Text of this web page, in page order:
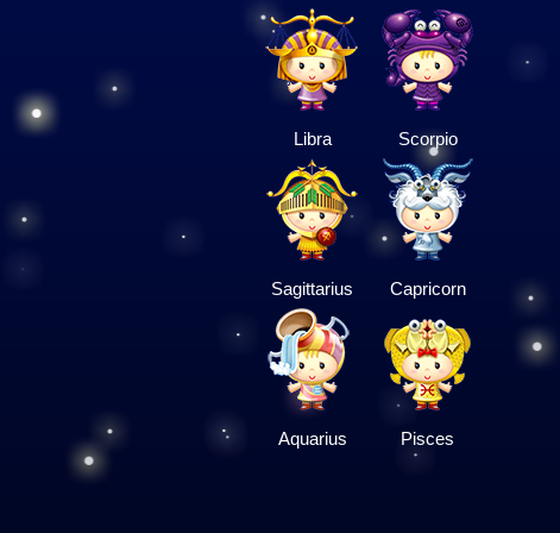
Libra Scorpio
Sagittarius Capricorn
Aquarius Pisces